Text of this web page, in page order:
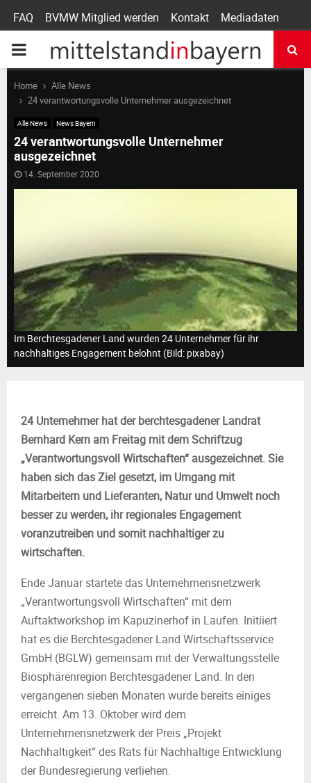
FAQ BVMW Mitglied werden Kontakt Mediadaten
P
R
M
Y
M
E
U
Home
Alle News
24 verantwortungsvolle Unternehmer ausgezeichnet
Alle News News Bayern
24 verantwortungsvolle Unternehmer
ausgezeichnet
14. September 2020
Im Berchtesgadener Land wurden 24 Unternehmer für ihr
nachhaltiges Engagement belohnt (Bild: pixabay)
24 Unternehmer hat der berchtesgadener Landrat
Bernhard Kern am Freitag mit dem Schriftzug
„Verantwortungsvoll Wirtschaften“ ausgezeichnet. Sie
haben sich das Ziel gesetzt, im Umgang mit
Mitarbeitern und Lieferanten, Natur und Umwelt noch
besser zu werden, ihr regionales Engagement
voranzutreiben und somit nachhaltiger zu
wirtschaften.
Ende Januar startete das Unternehmensnetzwerk
„Verantwortungsvoll Wirtschaften“ mit dem
Auftaktworkshop im Kapuzinerhof in Laufen. Initiiert
hat es die Berchtesgadener Land Wirtschaftsservice
GmbH (BGLW) gemeinsam mit der Verwaltungsstelle
Biosphärenregion Berchtesgadener Land. In den
vergangenen sieben Monaten wurde bereits einiges
erreicht. Am 13. Oktober wird dem
Unternehmensnetzwerk der Preis „Projekt
Nachhaltigkeit“ des Rats für Nachhaltige Entwicklung
der Bundesregierung verliehen.